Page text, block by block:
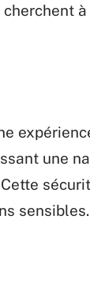
une
sensibles.